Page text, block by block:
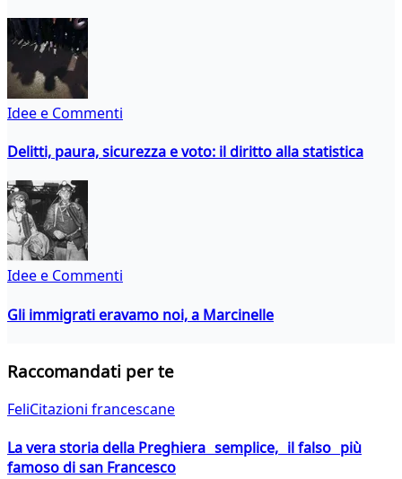
Idee e Commenti
Delitti, paura, sicurezza e voto: il diritto alla statistica
Idee e Commenti
Gli immigrati eravamo noi, a Marcinelle
Raccomandati per te
FeliCitazioni francescane
La vera storia della Preghiera semplice, il falso più
famoso di san Francesco